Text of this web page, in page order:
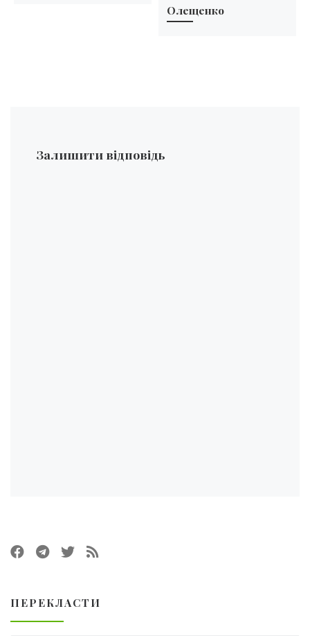
Олещенко
Залишити відповідь
ПЕРЕКЛАСТИ